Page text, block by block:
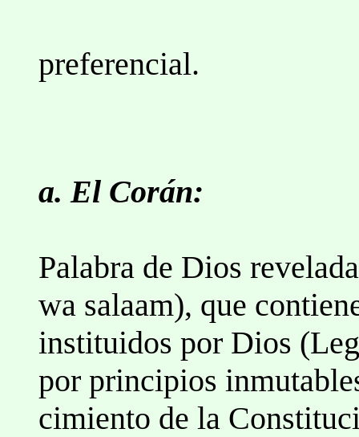
preferencial.
a. El Corán:
Palabra de Dios
wa salaam), que
instituidos por Dios
por principios
cimiento de la